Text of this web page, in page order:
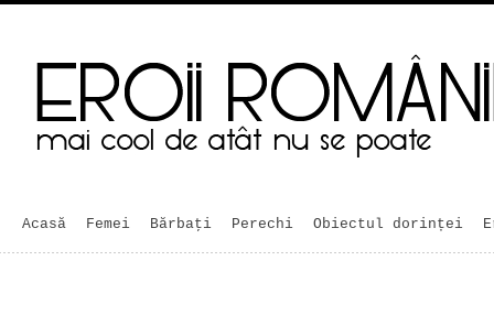
Acasă Femei Bărbaţi Perechi Obiectul dorinței